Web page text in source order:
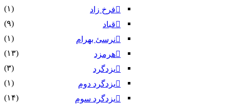
فرخ زاد
(۱)
قباد
(۹)
نرسئ بهرام‏
(۱)
هرمزد
(۱۳)
یزدگرد
(۳)
یزدگرد دوم
(۱)
یزدگرد سوم
(۱۴)